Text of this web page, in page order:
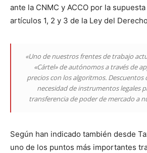
ante la CNMC y ACCO por la
artículos 1, 2 y 3 de la Ley del
«Uno de nuestros frentes de trabajo
«Cártel» de autónomos a través de
precios con los algoritmos. Descuentos
necesidad de instrumentos legales
transferencia de poder de mercado a
Según han indicado también desde
uno de los puntos más importantes